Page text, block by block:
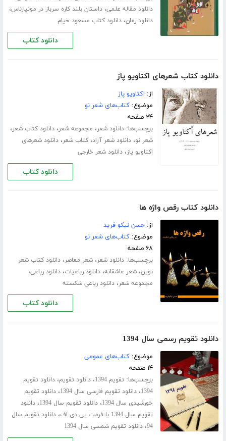
دانلود مقاله علمی،داستان بلند کاره سرباز در مونپارناس،
دانلود رمان،دانلود کتاب مسعود خیام
دانلود کتاب
دانلود کتاب شعرهای اکتاویو پاز
از: اکتاویو پاز
موضوع:کتاب‌های شعر نو
۲۴ صفحه
برچسب‌ها:دانلود شعر، مجموعه شعر،دانلود کتاب شعر،
شعر نو،دانلود شعر آزاد،کتاب شعر،دانلود شعرهای
اکتاویو پاز،دانلود شعر خارجی
دانلود کتاب
دانلود کتاب رقص واژه ها
از:حسن نیکو فرید
موضوع:کتاب‌های شعر نو
۶۸ صفحه
برچسب‌ها:دانلود شعر،شعر معاصر،دانلود کتاب شعر
نوین،شعر عاشقانه،دانلود رباعیات،دانلود رباعی،
مجموعه شعر،دانلود رباعی شکسته
دانلود کتاب
دانلود تقویم رسمی سال 1394
موضوع:کتاب‌های عمومی
۱۴ صفحه
برچسب‌ها: تقویم 1394 ،دانلود تقویم،دانلود تقویم
1394،دانلود تقویم فارسی سال 1394 ،دانلود تقویم
خورشیدی سال 1394
،دانلود تقویم سال 1394 ،دانلود
تقویم سال 1394 با فرمت پی دی اف
،دانلود تقویم سال
94،دانلود تقویم شمسی سال 1394